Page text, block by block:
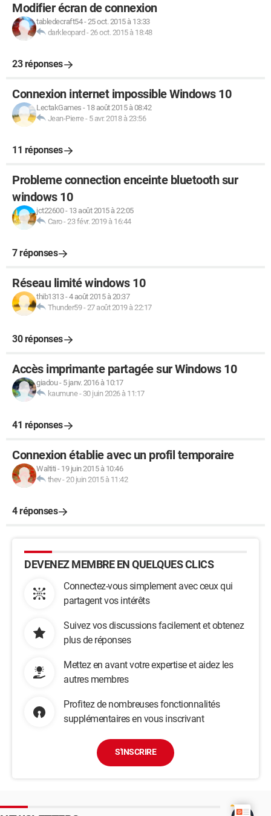
Modifier écran de connexion
tabledecraft54-25 oct. 2015 à 13:33
darkleopard -26 oct. 2015 à 18:48
23 réponses
Connexion internet impossible Windows 10
LectakGames - 18 août 2015 à 08:42
Jean-Pierre- 5 avr. 2018 à 23:56
11 réponses
Probleme connection enceinte bluetooth sur
windows 10
jct22600- 13 août 2015 à 22:05
Caro-23 févr. 2019 à 16:44
7 réponses
Réseau limité windows 10
thib1313-4 août 2015 à 20:37
Thunder59-27 août 2019 à 22:17
30 réponses
Accès imprimante partagée sur Windows 10
giadou- 5 janv. 2016 à 10:17
kaumune- 30 juin 2026 à 11:17
41 réponses
Connexion établie avec un profil temporaire
Waltiti - 19 juin 2015 à 10:46
thev-20 juin 2015 à 11:42
4 réponses
DEVENEZ MEMBRE EN QUELQUES CLICS
Connectez-vous simplement avec ceux qui
partagent vos intérêts
Suivez vos discussions facilement et obtenez
plus de réponses
Mettez en avant votre expertise et aidez les
autres membres
Profitez de nombreuses fonctionnalités
supplémentaires en vous inscrivant
S'INSCRIRE